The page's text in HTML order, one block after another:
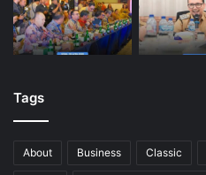
Tags
About Business Classic